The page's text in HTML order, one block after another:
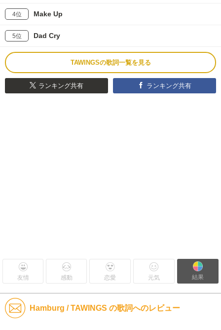
4位 Make Up
5位 Dad Cry
TAWINGSの歌詞一覧を見る
ランキング共有 ランキング共有
友情 感動 恋愛 元気 結果
Hamburg / TAWINGS の歌詞へのレビュー